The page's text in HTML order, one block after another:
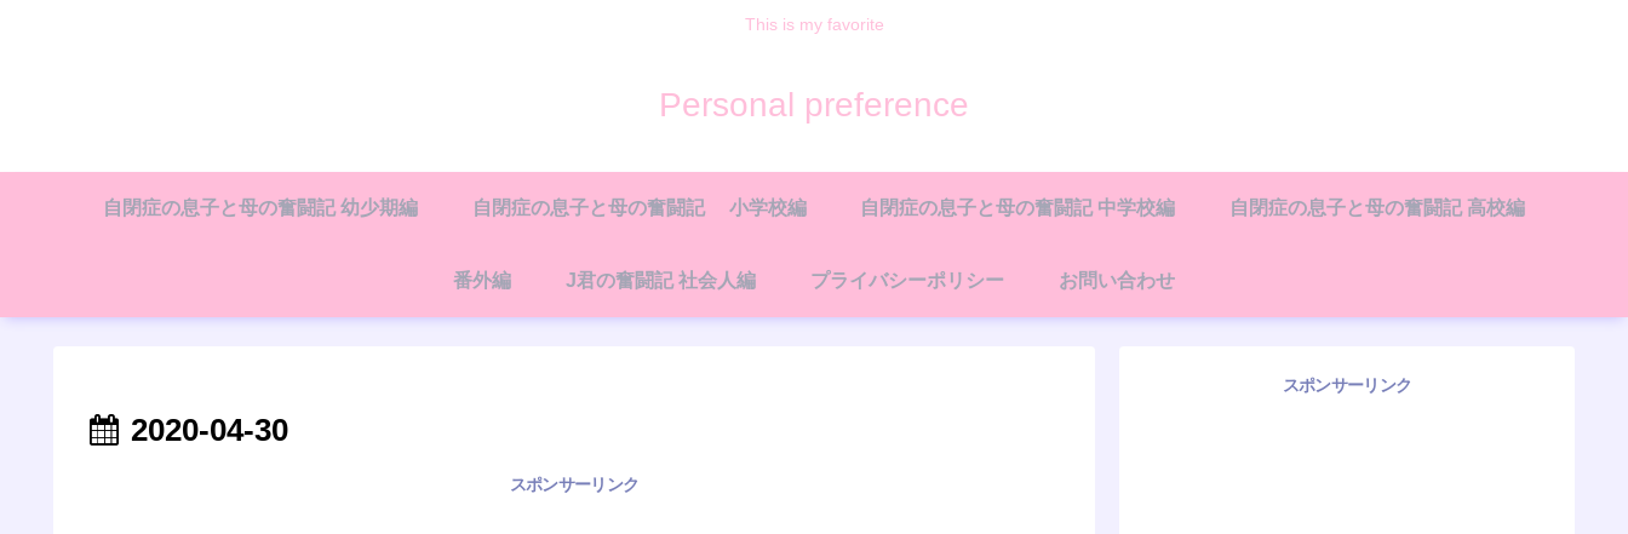
This is my favorite
Personal preference
自閉症の息子と母の奮闘記 幼少期編 自閉症の息子と母の奮闘記 小学校編 自閉症の息子と母の奮闘記 中学校編 自閉症の息子と母の奮闘記 高校編
番外編 J君の奮闘記 社会人編 プライバシーポリシー お問い合わせ
2020-04-30
スポンサーリンク
スポンサーリンク